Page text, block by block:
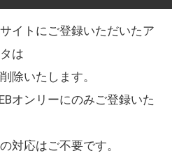
イトにご登録いただいたア
は
除いたします。
オンリーにのみご登録いた
対応はご不要です。